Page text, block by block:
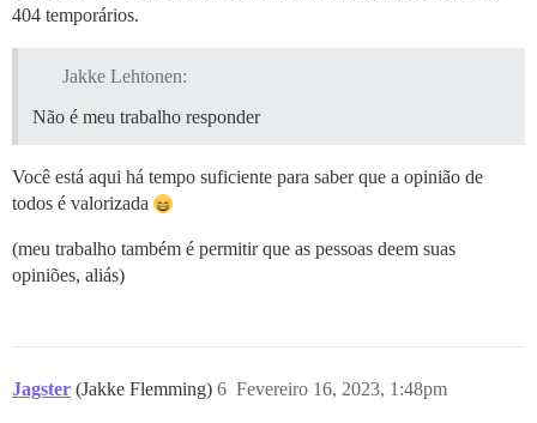
404 temporários.
Jakke Lehtonen:
Não é meu trabalho responder
Você está aqui há tempo suficiente para saber que a opinião de
todos é valorizada
(meu trabalho também é permitir que as pessoas deem suas
opiniões, aliás)
Jagster (Jakke Flemming) Fevereiro 16, 2023, 1:48pm
6